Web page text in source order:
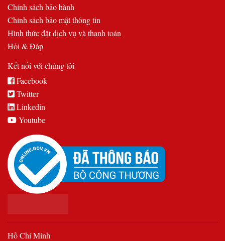
Chính sách bảo hành
Chính sách bảo mật thông tin
Hình thức đặt dịch vụ và thanh toán
Hỏi & Đáp
Kết nối với chúng tôi
Facebook
Twitter
Linkedin
Youtube
Hồ Chí Minh